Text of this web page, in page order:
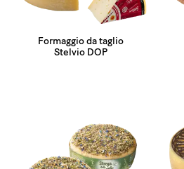
Formaggio da taglio
Stelvio DOP